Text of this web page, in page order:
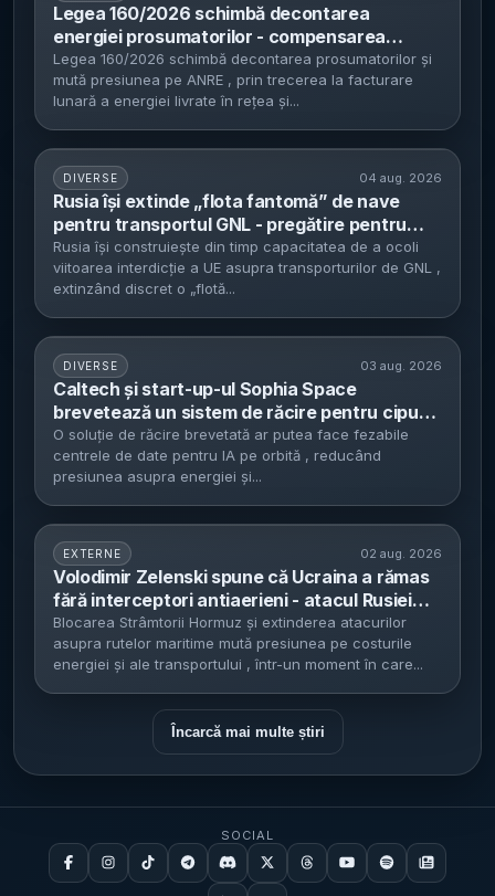
Legea 160/2026 schimbă decontarea
energiei prosumatorilor - compensarea
surplusului trece la facturare lunară, cu reguli
finale așteptate de la ANRE
Legea 160/2026 schimbă decontarea prosumatorilor și
mută presiunea pe ANRE , prin trecerea la facturare
lunară a energiei livrate în rețea și...
DIVERSE 04 aug. 2026
Rusia își extinde „flota fantomă” de nave
pentru transportul GNL - pregătire pentru
interdicția UE asupra importurilor de GNL
rusesc din 2027
Rusia își construiește din timp capacitatea de a ocoli
viitoarea interdicție a UE asupra transporturilor de GNL ,
extinzând discret o „flotă...
DIVERSE 03 aug. 2026
Caltech și start-up-ul Sophia Space
brevetează un sistem de răcire pentru cipuri
în spațiu - pas cheie pentru centre de date IA
pe orbită, alimentate solar
O soluție de răcire brevetată ar putea face fezabile
centrele de date pentru IA pe orbită , reducând
presiunea asupra energiei și...
EXTERNE 02 aug. 2026
Volodimir Zelenski spune că Ucraina a rămas
fără interceptori antiaerieni - atacul Rusiei
asupra Kievului scoate în prim-plan presiunea
pe apărarea aeriană
Blocarea Strâmtorii Hormuz și extinderea atacurilor
asupra rutelor maritime mută presiunea pe costurile
energiei și ale transportului , într-un moment în care...
Încarcă mai multe știri
SOCIAL